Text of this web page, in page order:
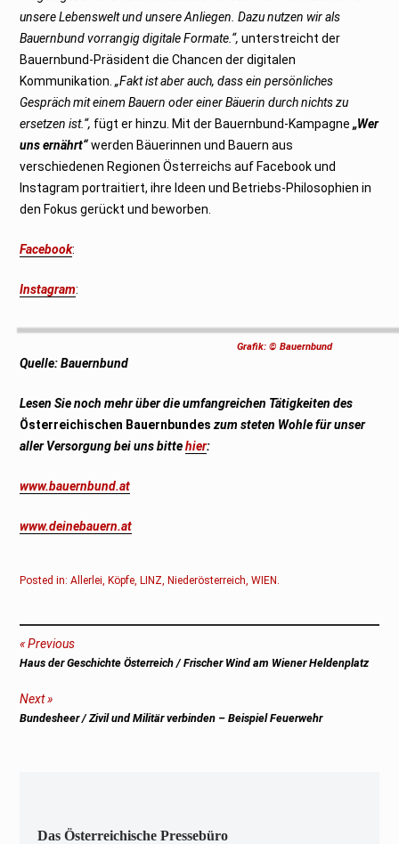
unsere Lebenswelt und unsere Anliegen. Dazu nutzen wir als
Bauernbund vorrangig digitale Formate.“, unterstreicht der
Bauernbund-Präsident die Chancen der digitalen
Kommunikation.„Fakt ist aber auch, dass ein persönliches
Gespräch mit einem Bauern oder einer Bäuerin durch nichts zu
ersetzen ist.“, fügt er hinzu. Mit der Bauernbund-Kampagne„Wer
uns ernährt“werden Bäuerinnen und Bauern aus
verschiedenen Regionen Österreichs auf Facebook und
Instagram portraitiert, ihre Ideen und Betriebs-Philosophien in
den Fokus gerückt und beworben.
Facebook:
Instagram:
Grafik: © Bauernbund
Quelle: Bauernbund
Lesen Sie noch mehr über die umfangreichen Tätigkeiten des
Österreichischen Bauernbundeszum steten Wohle für unser
aller Versorgung bei uns bittehier:
www.bauernbund.at
www.deinebauern.at
Posted in:Allerlei,Köpfe,LINZ,Niederösterreich,WIEN.
Beitragsnavigation
Previous
Previous
Haus der Geschichte Österreich / Frischer Wind am Wiener Heldenplatz
Next
Next
Bundesheer / Zivil und Militär verbinden – Beispiel Feuerwehr
Das Österreichische Pressebüro